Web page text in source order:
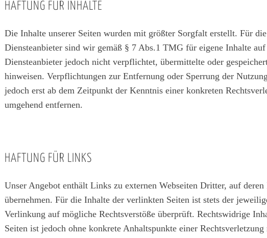
HAFTUNG FÜR INHALTE
Die Inhalte unserer Seiten wurden mit größter Sorgfalt erstellt. Für
Diensteanbieter sind wir gemäß § 7 Abs.1 TMG für eigene Inhalte
Diensteanbieter jedoch nicht verpflichtet, übermittelte oder
hinweisen. Verpflichtungen zur Entfernung oder Sperrung der
jedoch erst ab dem Zeitpunkt der Kenntnis einer konkreten
umgehend entfernen.
HAFTUNG FÜR LINKS
Unser Angebot enthält Links zu externen Webseiten Dritter, auf
übernehmen. Für die Inhalte der verlinkten Seiten ist stets der
Verlinkung auf mögliche Rechtsverstöße überprüft. Rechtswidrige
Seiten ist jedoch ohne konkrete Anhaltspunkte einer